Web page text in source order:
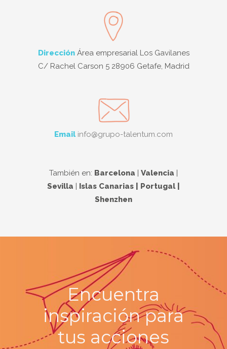
DirecciónÁrea empresarial Los Gavilanes
C/ Rachel Carson 5 28906 Getafe, Madrid
Email info@grupo-talentum.com
También en: Barcelona | Valencia |
Sevilla | Islas Canarias | Portugal |
Shenzhen
Encuentra
inspiración para
tus acciones